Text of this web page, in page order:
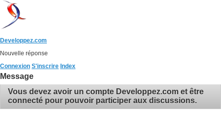
Developpez.com
Nouvelle réponse
Connexion S'inscrire Index
Message
Vous devez avoir un compte Developpez.com et être
connecté pour pouvoir participer aux discussions.